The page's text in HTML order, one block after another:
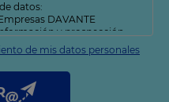
datos:
DAVANTE
y prospección
y suprimir sus datos, así
explica en nuestra
de mis datos personales